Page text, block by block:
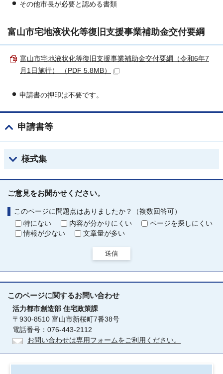
その他市長が必要と認める書類
富山市宅地液状化等復旧支援事業補助金交付要綱
富山市宅地液状化等復旧支援事業補助金交付要綱（令和6年7
月1日施行） （PDF 5.8MB）
申請書の押印は不要です。
申請書等
様式集
ご意見をお聞かせください。
このページに問題点はありましたか？（複数回答可）
特にない
内容が分かりにくい
ページを探しにくい
情報が少ない
文章量が多い
送信
このページに関するお問い合わせ
活力都市創造部 住宅政策課
〒930-8510 富山市新桜町7番38号
電話番号：076-443-2112
お問い合わせは専用フォームをご利用ください。